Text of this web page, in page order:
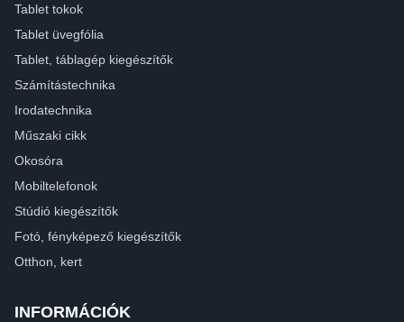
Tablet tokok
Tablet üvegfólia
Tablet, táblagép kiegészítők
Számítástechnika
Irodatechnika
Műszaki cikk
Okosóra
Mobiltelefonok
Stúdió kiegészítők
Fotó, fényképező kiegészítők
Otthon, kert
INFORMÁCIÓK